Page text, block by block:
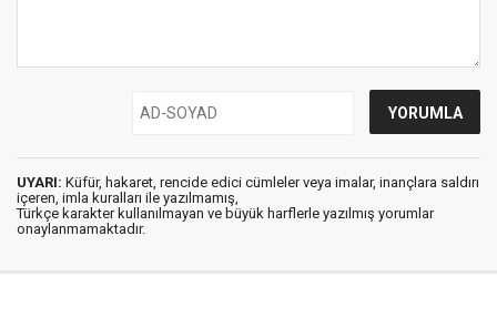
UYARI: Küfür, hakaret, rencide edici cümleler veya imalar, inançlara saldırı
içeren, imla kuralları ile yazılmamış,
Türkçe karakter kullanılmayan ve büyük harflerle yazılmış yorumlar
onaylanmamaktadır.